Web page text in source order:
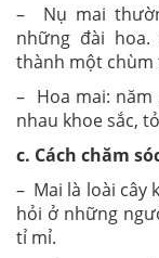
– Nụ mai
những đài
thành một chùm
– Hoa mai:
nhau khoe sắc,
c. Cách chăm
– Mai là loài cây
hỏi ở những
tỉ mỉ.